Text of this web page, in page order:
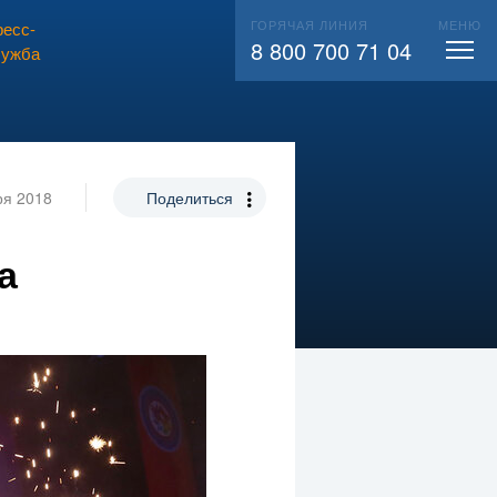
104 ВЫЗВАТЬ СЛЕСАРЯ
ГОРЯЧАЯ ЛИНИЯ
8 800 700 71 04
МЕНЮ
2018 Поделиться